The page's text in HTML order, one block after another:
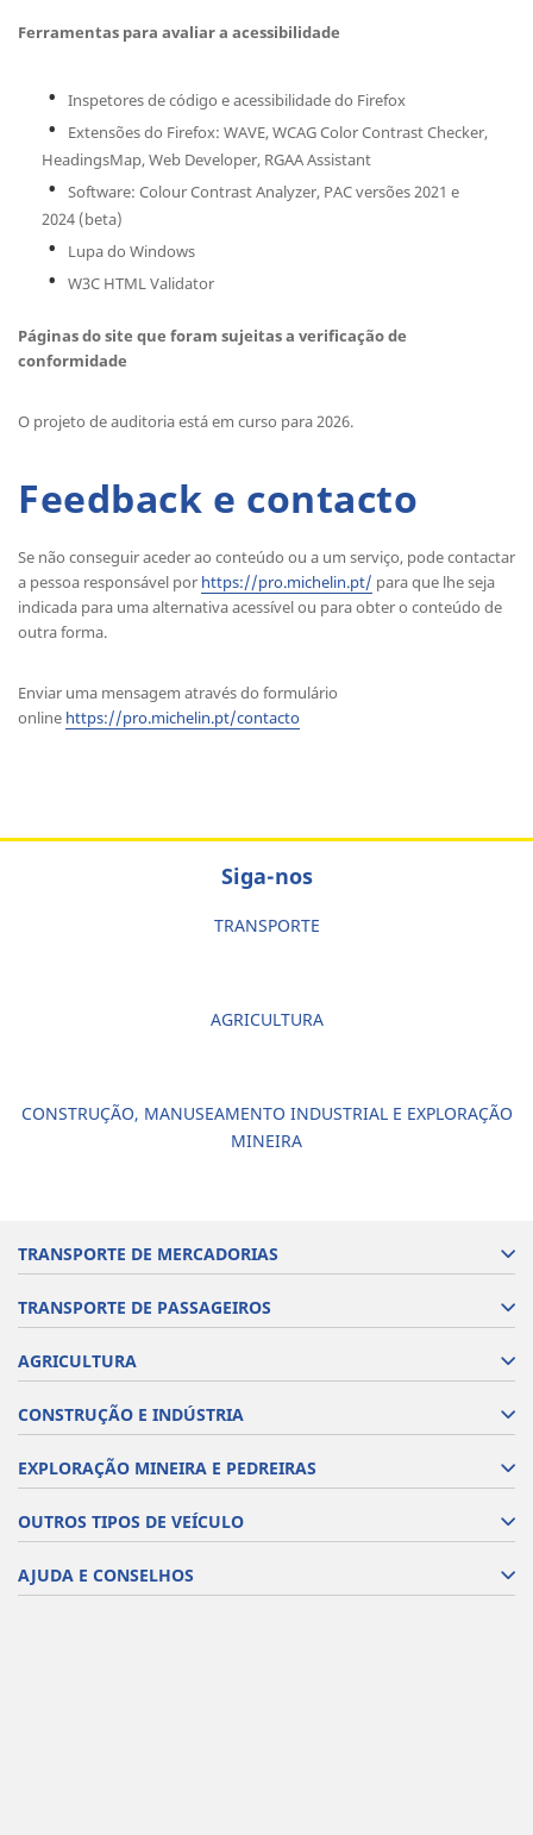
Ferramentas para avaliar a acessibilidade
Inspetores de código e acessibilidade do Firefox
Extensões do Firefox: WAVE, WCAG Color Contrast Checker,
HeadingsMap, Web Developer, RGAA Assistant
Software: Colour Contrast Analyzer, PAC versões 2021 e
2024 (beta)
Lupa do Windows
W3C HTML Validator
Páginas do site que foram sujeitas a verificação de
conformidade
O projeto de auditoria está em curso para 2026.
Feedback e contacto
Se não conseguir aceder ao conteúdo ou a um serviço, pode contactar
a pessoa responsável por https://pro.michelin.pt/ para que lhe seja
indicada para uma alternativa acessível ou para obter o conteúdo de
outra forma.
Enviar uma mensagem através do formulário
online https://pro.michelin.pt/contacto
Siga-nos
TRANSPORTE
AGRICULTURA
CONSTRUÇÃO, MANUSEAMENTO INDUSTRIAL E EXPLORAÇÃO
MINEIRA
TRANSPORTE DE MERCADORIAS
TRANSPORTE DE PASSAGEIROS
AGRICULTURA
CONSTRUÇÃO E INDÚSTRIA
EXPLORAÇÃO MINEIRA E PEDREIRAS
OUTROS TIPOS DE VEÍCULO
AJUDA E CONSELHOS